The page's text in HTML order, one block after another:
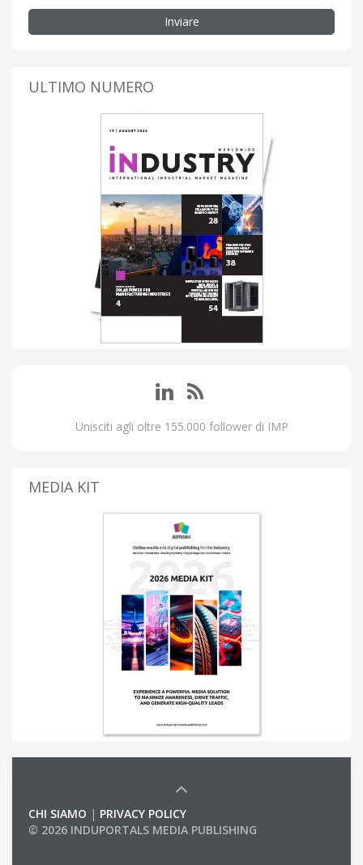
Inviare
ULTIMO NUMERO
Unisciti agli oltre 155.000 follower di IMP
MEDIA KIT
CHI SIAMO | PRIVACY POLICY
© 2026 INDUPORTALS MEDIA PUBLISHING